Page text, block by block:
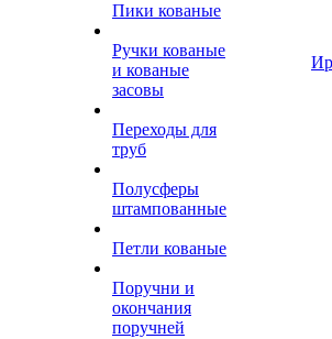
Пики кованые
Ручки кованые
и кованые
засовы
Переходы для
труб
Полусферы
штампованные
Петли кованые
Поручни и
окончания
поручней